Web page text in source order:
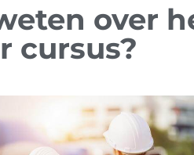
over
cursus?